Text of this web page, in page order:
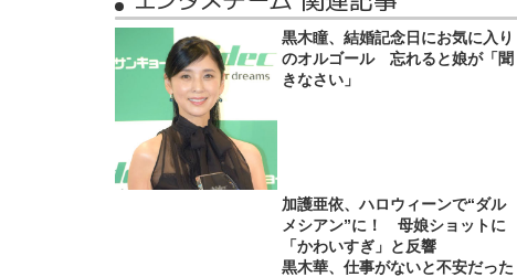
黒木瞳、結婚記念日にお気に入り
のオルゴール 忘れると娘が「聞
きなさい」
加護亜依、ハロウィーンで“ダル
メシアン”に！ 母娘ショットに
「かわいすぎ」と反響
黒木華、仕事がないと不安だった